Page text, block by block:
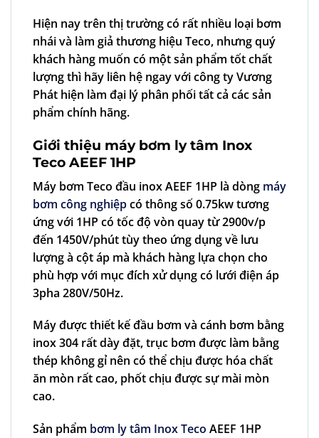
Hiện nay trên thị trường có rất nhiều loại bơm
nhái và làm giả thương hiệu Teco, nhưng quý
khách hàng muốn có một sản phẩm tốt chất
lượng thì hãy liên hệ ngay với công ty Vương
Phát hiện làm đại lý phân phối tất cả các sản
phẩm chính hãng.
Giới thiệu máy bơm ly tâm Inox
Teco AEEF 1HP
Máy bơm Teco đầu inox AEEF 1HP là dòng máy
bơm công nghiệpcó thông số 0.75kw tương
ứng với 1HP có tốc độ vòn quay từ 2900v/p
đến 1450V/phút tùy theo ứng dụng về lưu
lượng à cột áp mà khách hàng lựa chọn cho
phù hợp với mục đích xử dụng có lưới điện áp
3pha 280V/50Hz.
Máy được thiết kế đầu bơm và cánh bơm bằng
inox 304 rất dày đặt, trục bơm được làm bằng
thép không gỉ nên có thể chịu được hóa chất
ăn mòn rất cao, phốt chịu được sự mài mòn
cao.
Sản phẩm bơm ly tâm Inox Teco AEEF 1HP